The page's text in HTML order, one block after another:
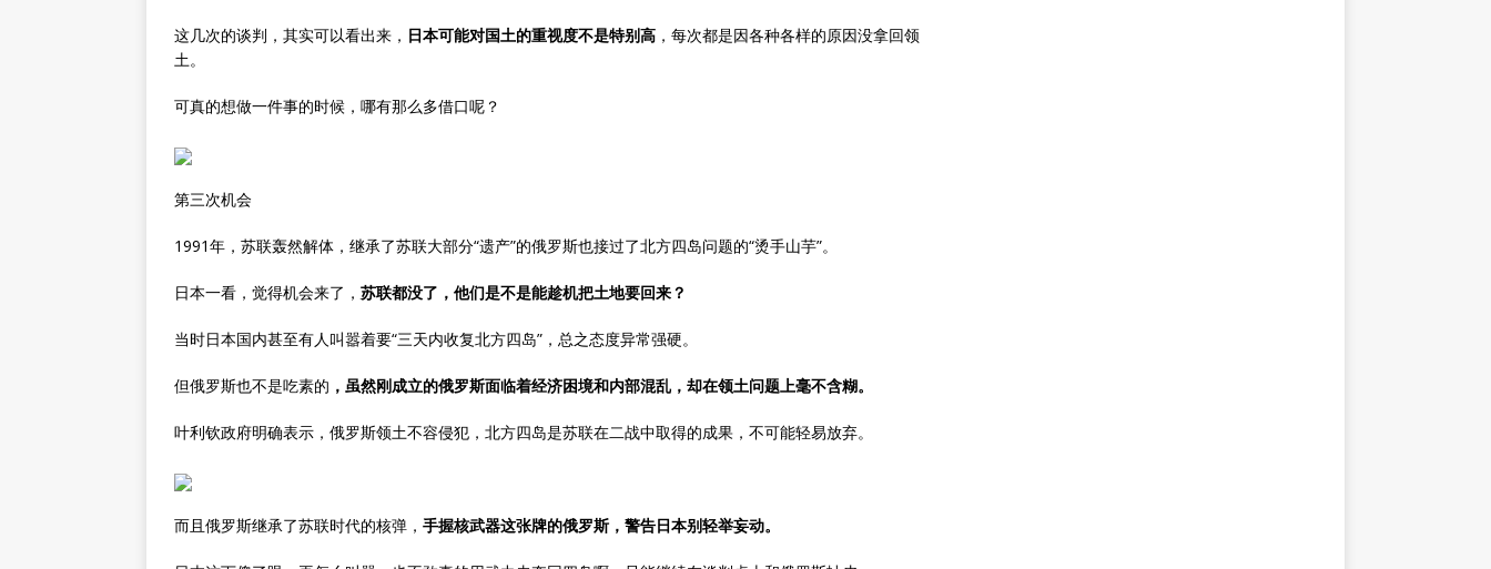
这几次的谈判，其实可以看出来， 日本可能对国土的重视度不是特别高 ，每次都是因各种各样的原因没拿回领
土。
可真的想做一件事的时候，哪有那么多借口呢？
第三次机会
1991年，苏联轰然解体，继承了苏联大部分“遗产”的俄罗斯也接过了北方四岛问题的“烫手山芋”。
日本一看，觉得机会来了， 苏联都没了，他们是不是能趁机把土地要回来？
当时日本国内甚至有人叫嚣着要“三天内收复北方四岛”，总之态度异常强硬。
但俄罗斯也不是吃素的 ，虽然刚成立的俄罗斯面临着经济困境和内部混乱，却在领土问题上毫不含糊。
叶利钦政府明确表示，俄罗斯领土不容侵犯，北方四岛是苏联在二战中取得的成果，不可能轻易放弃。
而且俄罗斯继承了苏联时代的核弹， 手握核武器这张牌的俄罗斯，警告日本别轻举妄动。